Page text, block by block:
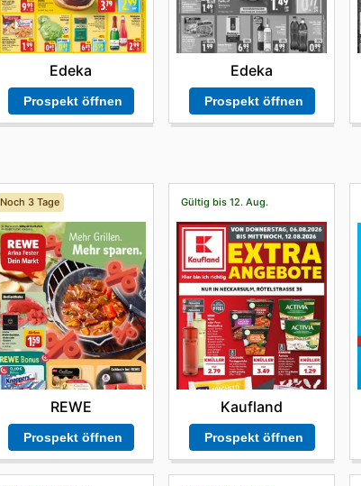
Edeka
Prospekt öffnen
Edeka
Prospekt öffnen
Noch 3 Tage
REWE
Prospekt öffnen
Gültig bis 12. Aug.
Kaufland
Prospekt öffnen